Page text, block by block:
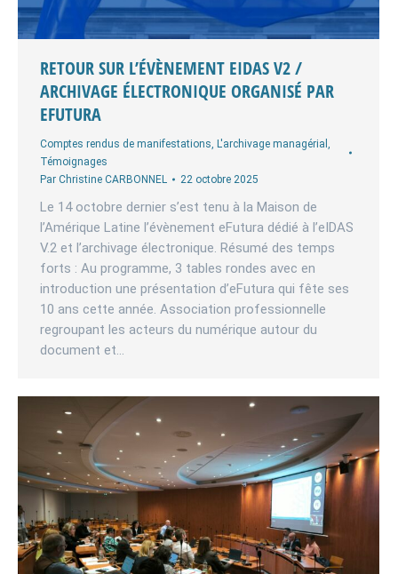
RETOUR SUR L’ÉVÈNEMENT EIDAS V2 /
ARCHIVAGE ÉLECTRONIQUE ORGANISÉ PAR
EFUTURA
Comptes rendus de manifestations, L'archivage managérial ,
Témoignages
Par Christine CARBONNEL 22 octobre 2025
Le 14 octobre dernier s’est tenu à la Maison de
l’Amérique Latine l’évènement eFutura dédié à l’eIDAS
V.2 et l’archivage électronique. Résumé des temps
forts : Au programme, 3 tables rondes avec en
introduction une présentation d’eFutura qui fête ses
10 ans cette année. Association professionnelle
regroupant les acteurs du numérique autour du
document et…